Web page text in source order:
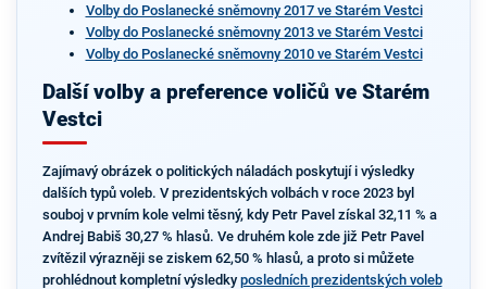
Volby do Poslanecké sněmovny 2017 ve Starém Vestci
Volby do Poslanecké sněmovny 2013 ve Starém Vestci
Volby do Poslanecké sněmovny 2010 ve Starém Vestci
Další volby a preference voličů ve Starém
Vestci
Zajímavý obrázek o politických náladách poskytují i výsledky
dalších typů voleb. V prezidentských volbách v roce 2023 byl
souboj v prvním kole velmi těsný, kdy Petr Pavel získal 32,11 % a
Andrej Babiš 30,27 % hlasů. Ve druhém kole zde již Petr Pavel
zvítězil výrazněji se ziskem 62,50 % hlasů, a proto si můžete
prohlédnout kompletní výsledky posledních prezidentských voleb